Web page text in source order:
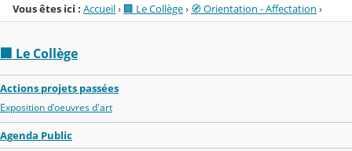
Vous êtes ici : Accueil›🏢 Le Collège› 🧭 Orientation - Affectation ›
🏢 Le Collège
Actions projets passées
Exposition d'oeuvres d'art
Agenda Public